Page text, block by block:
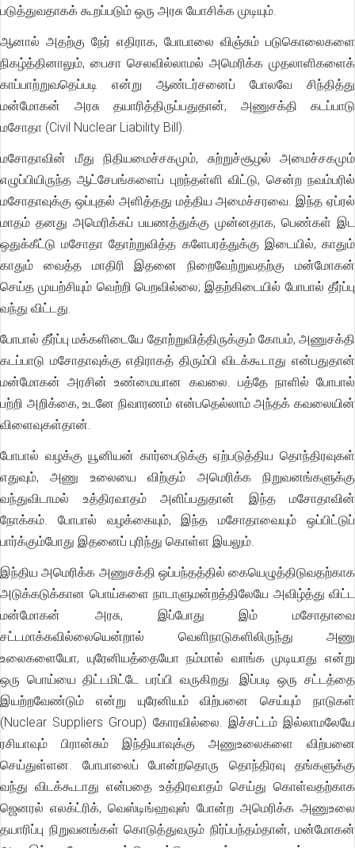
படுத்துவதாகக் கூறப்படும் ஒரு அரசு யோசிக்க முடியும்.
ஆனால் அதற்கு நேர் எதிராக, போபாலை விஞ்சும் படுகொலைகளை
நிகழ்த்தினாலும், பைசா செலவில்லாமல் அமெரிக்க முதலாளிகளைக்
காப்பாற்றுவதெப்படி என்று ஆண்டர்சனைப் போலவே சிந்தித்து
மன்மோகன் அரசு தயாரித்திருப்பதுதான், அணுசக்தி கடப்பாடு
மசோதா (Civil Nuclear Liability Bill).
மசோதாவின் மீது நிதியமைச்சகமும், சுற்றுச்சூழல் அமைச்சகமும்
எழுப்பியிருந்த ஆட்சேபங்களைப் புறந்தள்ளி விட்டு, சென்ற நவம்பரில்
மசோதாவுக்கு ஒப்புதல் அளித்தது மத்திய அமைச்சரவை. இந்த ஏப்ரல்
மாதம் தனது அமெரிக்கப் பயணத்துக்கு முன்னதாக, பெண்கள் இட
ஒதுக்கீட்டு மசோதா தோற்றுவித்த களேபரத்துக்கு இடையில், காதும்
காதும் வைத்த மாதிரி இதனை நிறைவேற்றுவதற்கு மன்மோகன்
செய்த முயற்சியும் வெற்றி பெறவில்லை; இதற்கிடையில் போபால் தீர்ப்பு
வந்து விட்டது.
போபால் தீர்ப்பு மக்களிடையே தோற்றுவித்திருக்கும் கோபம், அணுசக்தி
கடப்பாடு மசோதாவுக்கு எதிராகத் திரும்பி விடக்கூடாது என்பதுதான்
மன்மோகன் அரசின் உண்மையான கவலை. பத்தே நாளில் போபால்
பற்றி அறிக்கை, உடனே நிவாரணம் என்பதெல்லாம் அந்தக் கவலையின்
விளைவுகள்தான்.
போபால் வழக்கு யூனியன் கார்பைடுக்கு ஏற்படுத்திய தொந்திரவுகள்
எதுவும், அணு உலையை விற்கும் அமெரிக்க நிறுவனங்களுக்கு
வந்துவிடாமல் உத்திரவாதம் அளிப்பதுதான் இந்த மசோதாவின்
நோக்கம். போபால் வழக்கையும், இந்த மசோதாவையும் ஒப்பிட்டுப்
பார்க்கும்போது இதனைப் புரிந்து கொள்ள இயலும்.
இந்திய அமெரிக்க அணுசக்தி ஒப்பந்தத்தில் கையெழுத்திடுவதற்காக
அடுக்கடுக்கான பொய்களை நாடாளுமன்றத்திலேயே அவிழ்த்து விட்ட
மன்மோகன் அரசு, இப்போது இம் மசோதாவை
சட்டமாக்கவில்லையென்றால் வெளிநாடுகளிலிருந்து அணு
உலைகளையோ, யுரேனியத்தையோ நம்மால் வாங்க முடியாது என்று
ஒரு பொய்யை திட்டமிட்டே பரப்பி வருகிறது. இப்படி ஒரு சட்டத்தை
இயற்றவேண்டும் என்று யுரேனியம் விற்பனை செய்யும் நாடுகள்
(Nuclear Suppliers Group) கோரவில்லை. இச்சட்டம் இல்லாமலேயே
ரசியாவும் பிரான்சும் இந்தியாவுக்கு அணுஉலைகளை விற்பனை
செய்துள்ளன. போபாலைப் போன்றதொரு தொந்திரவு தங்களுக்கு
வந்து விடக்கூடாது என்பதை உத்திரவாதம் செய்து கொள்வதற்காக
ஜெனரல் எலக்ட்ரிக், வெஸ்டிங்ஹவுஸ் போன்ற அமெரிக்க அணுஉலை
தயாரிப்பு நிறுவனங்கள் கொடுத்துவரும் நிர்ப்பந்தம்தான், மன்மோகன்